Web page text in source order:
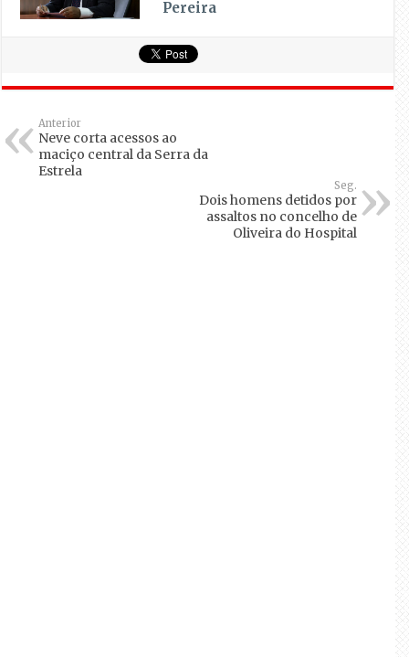
Pereira
Anterior
Neve corta acessos ao
maciço central da Serra da
Estrela
Seg.
Dois homens detidos por
assaltos no concelho de
Oliveira do Hospital